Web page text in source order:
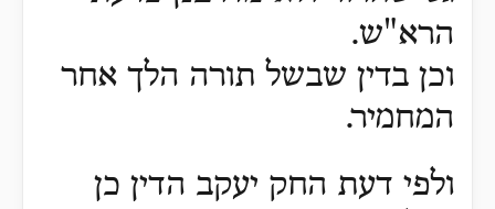
הרא"ש.
וכן בדין שבשל תורה הלך אחר
המחמיר.
ולפי דעת החק יעקב הדין כן